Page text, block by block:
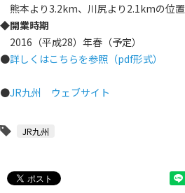
熊本より3.2km、川尻より2.1kmの位置
◆開業時期
2016（平成28）年春（予定）
●詳しくはこちらを参照（pdf形式）
●JR九州 ウェブサイト
JR九州